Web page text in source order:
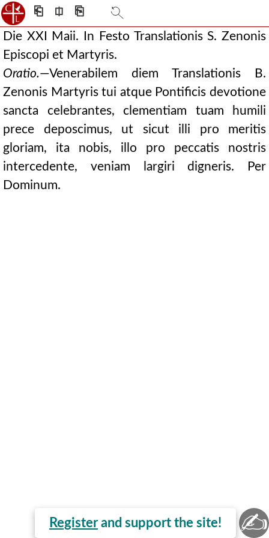
⎗ ⎅ ⎘
Register and support the site!
Die XXI Maii. In Festo Translationis S. Zenonis
Episcopi et Martyris.
Oratio.—Venerabilem diem Translationis B.
Zenonis Martyris tui atque Pontificis devotione
sancta celebrantes, clementiam tuam humili
prece deposcimus, ut sicut illi pro meritis
gloriam, ita nobis, illo pro peccatis nostris
intercedente, veniam largiri digneris. Per
Dominum.
✍